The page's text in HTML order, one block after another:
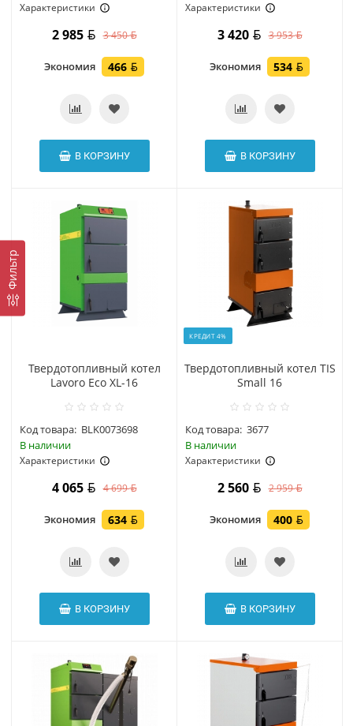
Фильтр
Характеристики
2 985 3 450
Экономия 466
В КОРЗИНУ
Характеристики
3 420 3 953
Экономия 534
В КОРЗИНУ
Твердотопливный котел
Lavoro Eco XL-16
Код товара: BLK0073698
В наличии
Характеристики
4 065 4 699
Экономия 634
В КОРЗИНУ
КРЕДИТ 4%
Твердотопливный котел TIS
Small 16
Код товара: 3677
В наличии
Характеристики
2 560 2 959
Экономия 400
В КОРЗИНУ